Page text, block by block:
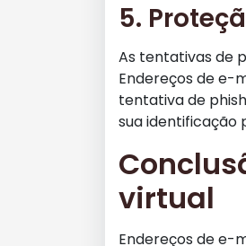
5.
As tentativas de
Endereços de e-
tentativa de
sua identificação
virtual
Endereços de e-